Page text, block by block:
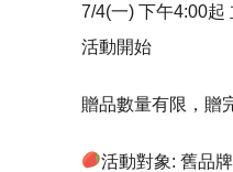
7/4(一) 下午4:00起
活動開始
贈品數量有限，贈
活動對象: 舊品